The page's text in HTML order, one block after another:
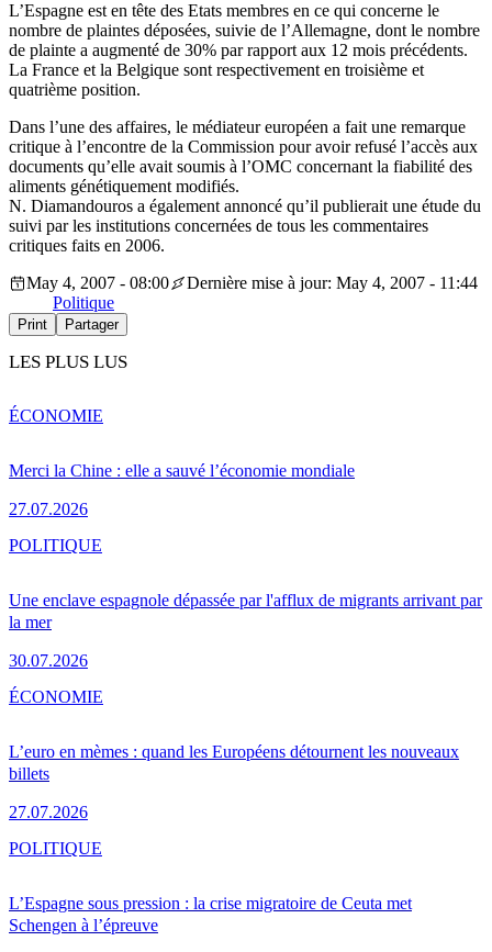
L’Espagne est en tête des Etats membres en ce qui concerne le
nombre de plaintes déposées, suivie de l’Allemagne, dont le nombre
de plainte a augmenté de 30% par rapport aux 12 mois précédents.
La France et la Belgique sont respectivement en troisième et
quatrième position.
Dans l’une des affaires, le médiateur européen a fait une remarque
critique à l’encontre de la Commission pour avoir refusé l’accès aux
documents qu’elle avait soumis à l’OMC concernant la fiabilité des
aliments génétiquement modifiés.
N. Diamandouros a également annoncé qu’il publierait une étude du
suivi par les institutions concernées de tous les commentaires
critiques faits en 2006.
May 4, 2007 - 08:00
Dernière mise à jour: May 4, 2007 - 11:44
Politique
Print Partager
LES PLUS LUS
Merci la Chine : elle a sauvé l’économie mondiale
27.07.2026
ÉCONOMIE
Une enclave espagnole dépassée par l'afflux de migrants arrivant par
la mer
30.07.2026
POLITIQUE
L’euro en mèmes : quand les Européens détournent les nouveaux
billets
27.07.2026
ÉCONOMIE
L’Espagne sous pression : la crise migratoire de Ceuta met
Schengen à l’épreuve
POLITIQUE